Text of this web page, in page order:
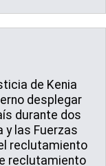
de Kenia
desplegar
durante dos
y las Fuerzas
reclutamiento
reclutamiento